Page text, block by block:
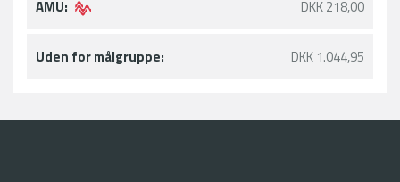
AMU: DKK 218,00
Uden for målgruppe: DKK 1.044,95